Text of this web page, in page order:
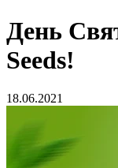
День
Seeds!
18.06.2021